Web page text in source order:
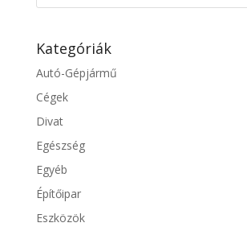
Kategóriák
Autó-Gépjármű
Cégek
Divat
Egészség
Egyéb
Építőipar
Eszközök